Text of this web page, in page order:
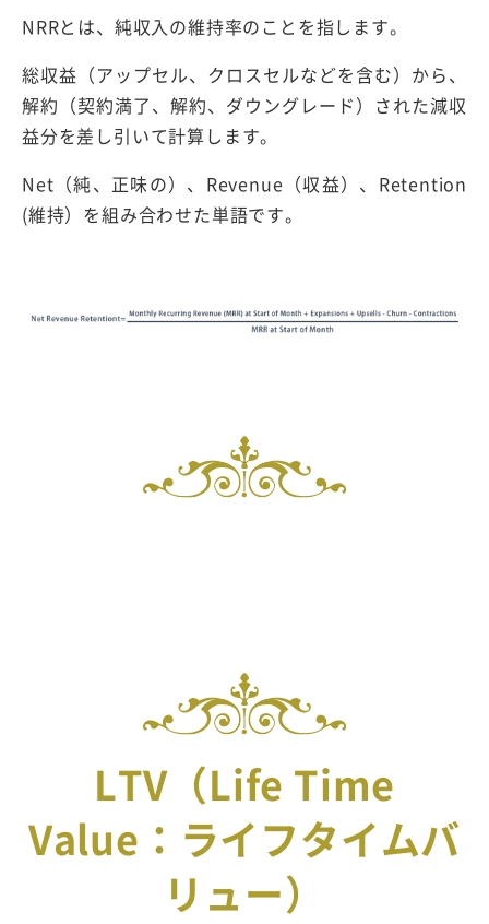
NRRとは、純収入の維持率のことを指します。
総収益（アップセル、クロスセルなどを含む）から、
解約（契約満了、解約、ダウングレード）された減収
益分を差し引いて計算します。
Net（純、正味の）、Revenue（収益）、Retention
(維持）を組み合わせた単語です。
LTV（Life Time
Value：ライフタイムバ
リュー）